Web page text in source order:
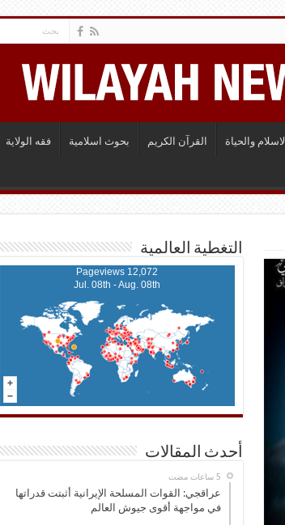
الاسلام والحياة القرآن الكريم بحوث اسلامية فقه الولاية
التغطية العالمية
12,072 Pageviews
Jul. 08th - Aug. 08th
أحدث المقالات
عراقجي: القوات المسلحة الإيرانية أثبتت قدراتها
في مواجهة أقوى جيوش العالم